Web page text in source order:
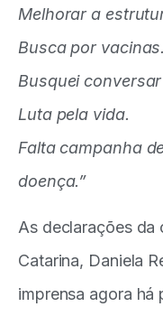
Melhorar a
Busca por vacinas.
Busquei
Luta pela vida.
Falta campanha
doença.”
As declarações da
Catarina, Daniela
imprensa agora há